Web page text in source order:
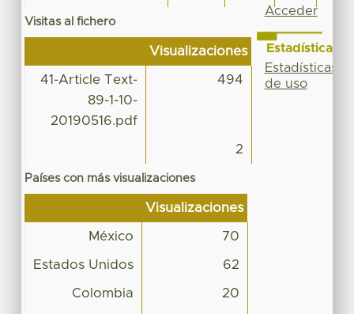
Visitas al fichero
Visualizaciones
41-Article Text-
89-1-10-
20190516.pdf
494
2
Países con más visualizaciones
Visualizaciones
México 70
Estados Unidos 62
Colombia 20
Acceder
Estadísticas
Estadísticas
de uso